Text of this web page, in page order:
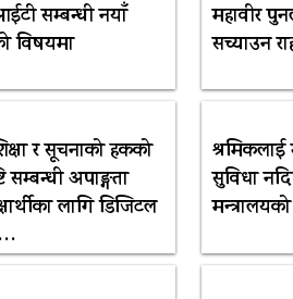
सम्बन्धी नयाँ
विषयमा
महावीर
सच्याउन
र सूचनाको हकको
सम्बन्धी अपाङ्गता
लागि डिजिटल
…
श्रमिकलाई
सुविधा